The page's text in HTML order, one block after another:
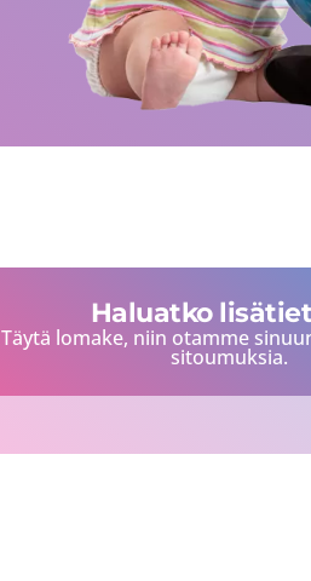
Haluatko
Täytä lomake, niin otamme
sitoumuksia.